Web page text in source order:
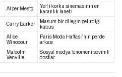
Alper Mestçi
Yerli korku sinemasının en
karanlık laneti
Curry Barker
Masum bir dileğin getirdiği
kabus
Alice
Winocour
Paris Moda Haftası’nın perde
arkası
Malcolm
Venville
Sosyal medya fenomeni sevimli
dostlar